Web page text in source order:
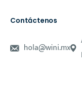
Contáctenos
hola@wini.mx